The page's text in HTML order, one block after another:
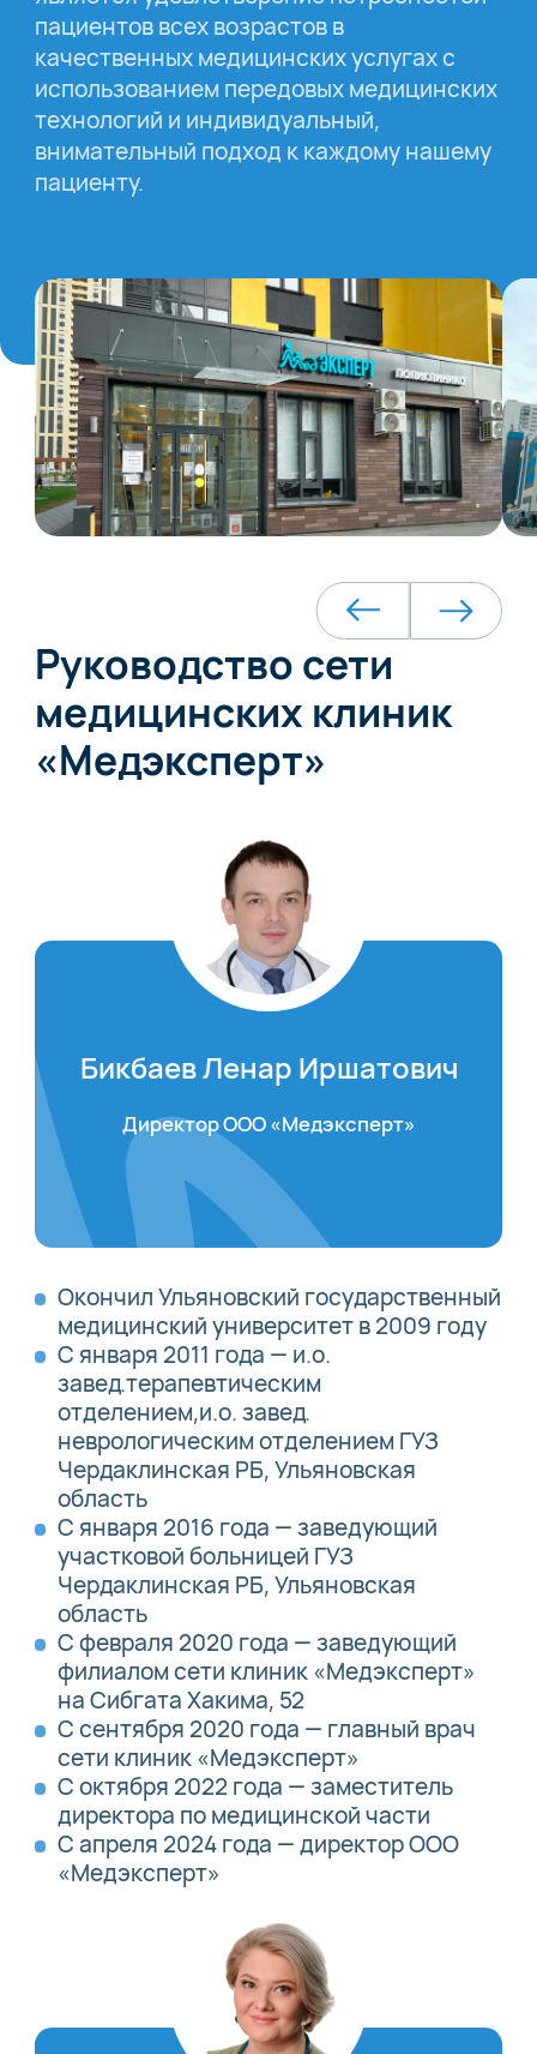
пациентов всех возрастов в
качественных медицинских услугах с
использованием передовых медицинских
технологий и индивидуальный,
внимательный подход к каждому нашему
пациенту.
Руководство сети
медицинских клиник
«Медэксперт»
Бикбаев Ленар Иршатович
Директор ООО «Медэксперт»
Окончил Ульяновский государственный
медицинский университет в 2009 году
С января 2011 года — и.о.
завед.терапевтическим
отделением,и.о. завед.
неврологическим отделением ГУЗ
Чердаклинская РБ, Ульяновская
область
С января 2016 года — заведующий
участковой больницей ГУЗ
Чердаклинская РБ, Ульяновская
область
С февраля 2020 года — заведующий
филиалом сети клиник «Медэксперт»
на Сибгата Хакима, 52
С сентября 2020 года — главный врач
сети клиник «Медэксперт»
С октября 2022 года — заместитель
директора по медицинской части
С апреля 2024 года — директор ООО
«Медэксперт»